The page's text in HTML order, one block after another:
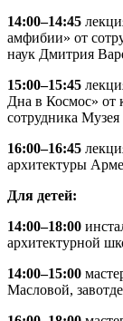
14:00–14:45
амфибии» от
наук Дмитрия
15:00–15:45
Дна в Космос» от
сотрудника
16:00–16:45
архитектуры
Для детей:
14:00–18:00
архитектурной
14:00–15:00
Масловой,